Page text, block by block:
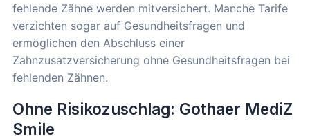
fehlende Zähne werden mitversichert. Manche Tarife
verzichten sogar auf Gesundheitsfragen und
ermöglichen den Abschluss einer
Zahnzusatzversicherung ohne Gesundheitsfragen bei
fehlenden Zähnen.
Ohne Risikozuschlag: Gothaer MediZ
Smile